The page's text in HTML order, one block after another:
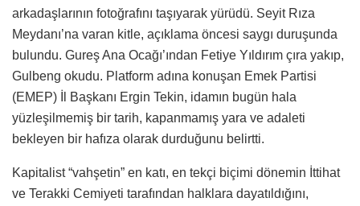
arkadaşlarının fotoğrafını taşıyarak yürüdü. Seyit Rıza
Meydanı’na varan kitle, açıklama öncesi saygı duruşunda
bulundu. Gureş Ana Ocağı’ından Fetiye Yıldırım çıra yakıp,
Gulbeng okudu. Platform adına konuşan Emek Partisi
(EMEP) İl Başkanı Ergin Tekin, idamın bugün hala
yüzleşilmemiş bir tarih, kapanmamış yara ve adaleti
bekleyen bir hafıza olarak durduğunu belirtti.
Kapitalist “vahşetin” en katı, en tekçi biçimi dönemin İttihat
ve Terakki Cemiyeti tarafından halklara dayatıldığını,